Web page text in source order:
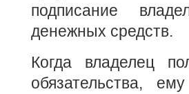
подписание
денежных средств.
Когда владелец
обязательства,